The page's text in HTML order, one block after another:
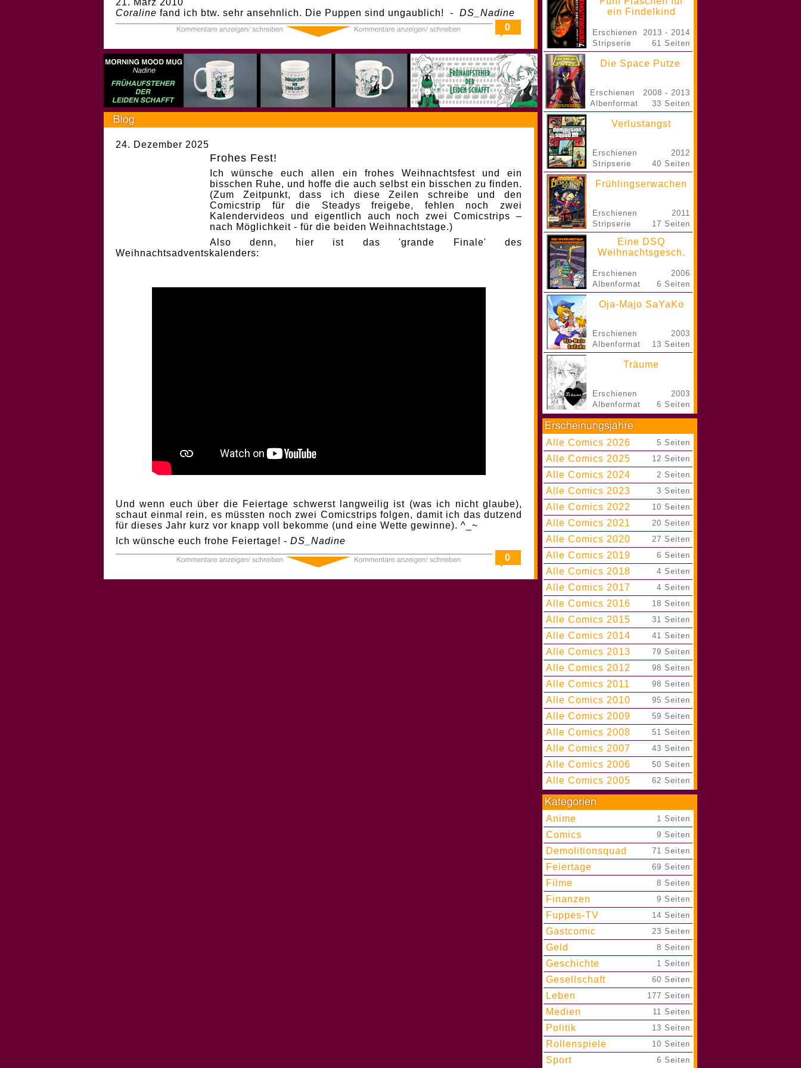
21. März 2010
Coraline fand ich btw. sehr ansehnlich. Die Puppen sind ungaublich! - DS_Nadine
0
24. Dezember 2025
Frohes Fest!
Ich wünsche euch allen ein frohes Weihnachtsfest und ein
bisschen Ruhe, und hoffe die auch selbst ein bisschen zu finden.
(Zum Zeitpunkt, dass ich diese Zeilen schreibe und den
Comicstrip für die Steadys freigebe, fehlen noch zwei
Kalendervideos und eigentlich auch noch zwei Comicstrips –
nach Möglichkeit - für die beiden Weihnachtstage.)
Also denn, hier ist das 'grande Finale' des
Weihnachtsadventskalenders:
Und wenn euch über die Feiertage schwerst langweilig ist (was ich nicht glaube),
schaut einmal rein, es müssten noch zwei Comicstrips folgen, damit ich das dutzend
für dieses Jahr kurz vor knapp voll bekomme (und eine Wette gewinne). ^_~
Ich wünsche euch frohe Feiertage! - DS_Nadine
0
ein Findelkind
Erschienen
Stripserie
2013 - 2014
61 Seiten
Die Space Putze
Erschienen
Albenformat
2008 - 2013
33 Seiten
Verlustangst
Erschienen
Stripserie
2012
40 Seiten
Frühlingserwachen
Erschienen
Stripserie
2011
17 Seiten
Eine DSQ
Weihnachtsgesch.
Erschienen
Albenformat
2006
6 Seiten
Oja-Majo SaYaKo
Erschienen
Albenformat
2003
13 Seiten
Träume
Erschienen
Albenformat
2003
6 Seiten
Alle Comics 2026 5 Seiten
Alle Comics 2025 12 Seiten
Alle Comics 2024 2 Seiten
Alle Comics 2023 3 Seiten
Alle Comics 2022 10 Seiten
Alle Comics 2021 20 Seiten
Alle Comics 2020 27 Seiten
Alle Comics 2019 6 Seiten
Alle Comics 2018 4 Seiten
Alle Comics 2017 4 Seiten
Alle Comics 2016 18 Seiten
Alle Comics 2015 31 Seiten
Alle Comics 2014 41 Seiten
Alle Comics 2013 79 Seiten
Alle Comics 2012 98 Seiten
Alle Comics 2011 98 Seiten
Alle Comics 2010 95 Seiten
Alle Comics 2009 59 Seiten
Alle Comics 2008 51 Seiten
Alle Comics 2007 43 Seiten
Alle Comics 2006 50 Seiten
Alle Comics 2005 62 Seiten
Anime 1 Seiten
Comics 9 Seiten
Demolitionsquad 71 Seiten
Feiertage 69 Seiten
Filme 8 Seiten
Finanzen 9 Seiten
Fuppes-TV 14 Seiten
Gastcomic 23 Seiten
Geld 8 Seiten
Geschichte 1 Seiten
Gesellschaft 60 Seiten
Leben 177 Seiten
Medien 11 Seiten
Politik 13 Seiten
Rollenspiele 10 Seiten
Sport 6 Seiten